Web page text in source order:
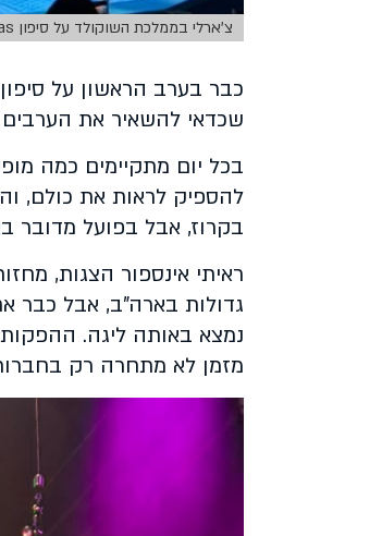
צ'ארלי בממלכת השוקולד על סיפון Legend of the Seas. צילום: מתן חצרוני
כבר בערב הראשון על סיפון
שכדאי להשאיר את הערבים
בכל יום מתקיימים כמה
להספיק לראות את כולם,
בקרוז, אבל בפועל מדובר
ראיתי אינספור הצגות,
גדולות בארה"ב, אבל כבר
נמצא באותה ליגה. ההפקות
מזמן לא מתחרה רק